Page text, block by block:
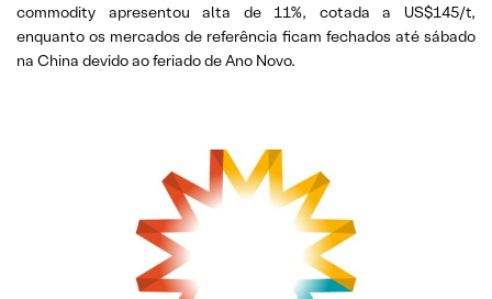
commodity apresentou alta de 11%, cotada a US$145/t,
enquanto os mercados de referência ficam fechados até sábado
na China devido ao feriado de Ano Novo.